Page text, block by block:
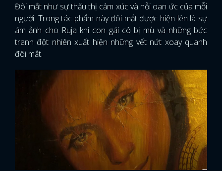
Đôi mắt như sự thấu thị cảm xúc và nỗi oan ức của mỗi
người. Trong tác phẩm này đôi mắt được hiện lên là sự
ám ảnh cho Ruja khi con gái cô bị mù và những bức
tranh đột nhiên xuất hiện những vết nứt xoay quanh
đôi mắt.